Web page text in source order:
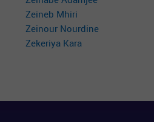
Zeineb Mhiri
Zeinour Nourdine
Zekeriya Kara